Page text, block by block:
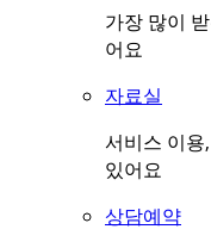
가장 많이
어요
자료실
서비스 이용
있어요
상담예약